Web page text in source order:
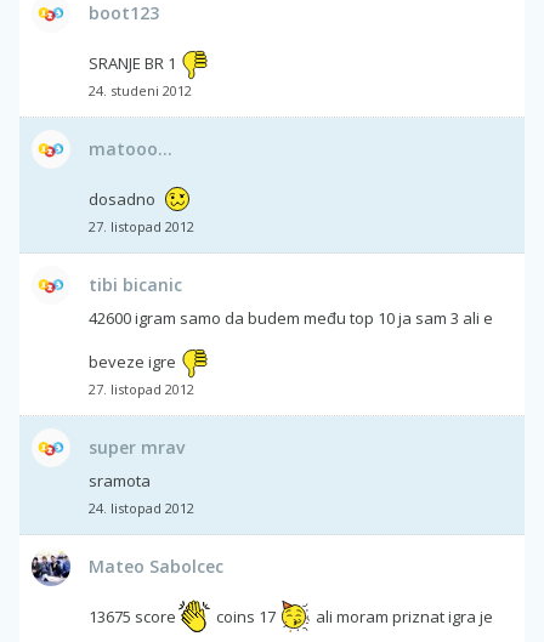
boot123
SRANJE BR 1
24. studeni 2012
matooo...
dosadno
27. listopad 2012
tibi bicanic
42600 igram samo da budem među top 10 ja sam 3 ali e
beveze igre
27. listopad 2012
super mrav
sramota
24. listopad 2012
Mateo Sabolcec
13675 score coins 17
ali moram priznat igra je